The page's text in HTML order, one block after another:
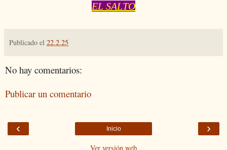
EL SALTO
Publicado el 22.2.25
No hay comentarios:
Publicar un comentario
‹ ›
Inicio
Ver versión web